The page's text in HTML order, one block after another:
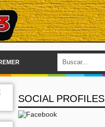
SOCIAL PROFILES